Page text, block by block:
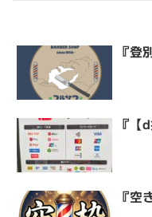
『登
『【
『空